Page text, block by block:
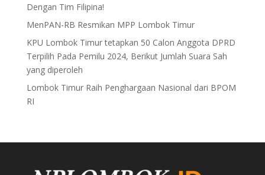
Dengan Tim Filipina!
MenPAN-RB Resmikan MPP Lombok Timur
KPU Lombok Timur tetapkan 50 Calon Anggota DPRD
Terpilih Pada Pemilu 2024, Berikut Jumlah Suara Sah
yang diperoleh
Lombok Timur Raih Penghargaan Nasional dari BPOM
RI